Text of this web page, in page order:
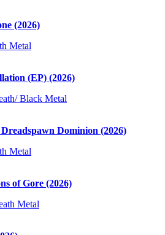
(2026)
Metal
(EP) (2026)
Black Metal
Dominion (2026)
Metal
of Gore (2026)
Metal